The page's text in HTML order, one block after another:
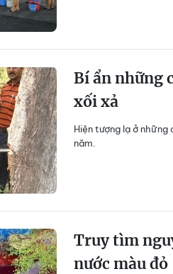
Bí ẩn những
xối xả
Hiện tượng lạ ở
năm.
Truy tìm
nước màu đỏ